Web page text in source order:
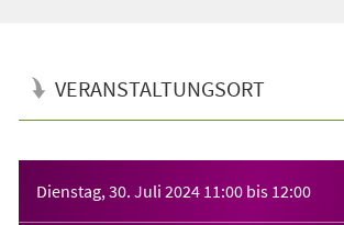
VERANSTALTUNGSORT
Dienstag, 30. Juli 2024 11:00 bis 12:00